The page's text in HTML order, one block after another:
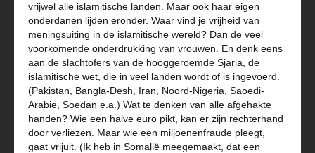
vrijwel alle islamitische landen. Maar ook haar eigen
onderdanen lijden eronder. Waar vind je vrijheid van
meningsuiting in de islamitische wereld? Dan de veel
voorkomende onderdrukking van vrouwen. En denk eens
aan de slachtofers van de hooggeroemde Sjaria, de
islamitische wet, die in veel landen wordt of is ingevoerd.
(Pakistan, Bangla-Desh, Iran, Noord-Nigeria, Saoedi-
Arabië, Soedan e.a.) Wat te denken van alle afgehakte
handen? Wie een halve euro pikt, kan er zijn rechterhand
door verliezen. Maar wie een miljoenenfraude pleegt,
gaat vrijuit. (Ik heb in Somalië meegemaakt, dat een